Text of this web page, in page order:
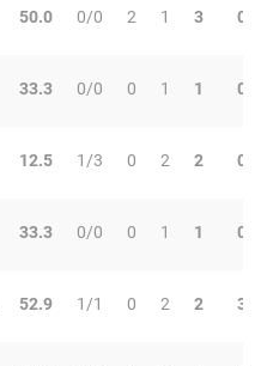
50.0 0/0 2 1 3 0
33.3 0/0 0 1 1 0
12.5 1/3 0 2 2 0
33.3 0/0 0 1 1 0
52.9 1/1 0 2 2 3